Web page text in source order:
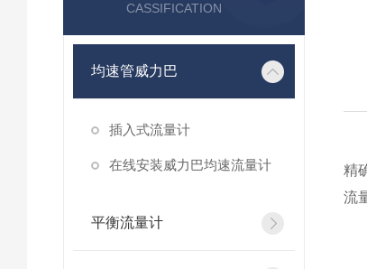
CASSIFICATION
均速管威力巴
插入式流量计
在线安装威力巴均速流量计
平衡流量计
精
流